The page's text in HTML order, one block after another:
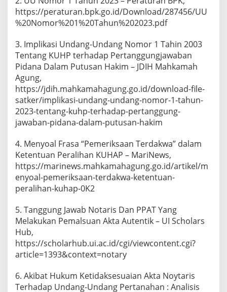
https://peraturan.bpk.go.id/Download/287456/UU
%20Nomor%201%20Tahun%202023.pdf
3. Implikasi Undang-Undang Nomor 1 Tahin 2003
Tentang KUHP terhadap Pertanggungjawaban
Pidana Dalam Putusan Hakim – JDIH Mahkamah
Agung,
https://jdih.mahkamahagung.go.id/download-file-
satker/implikasi-undang-undang-nomor-1-tahun-
2023-tentang-kuhp-terhadap-pertanggung-
jawaban-pidana-dalam-putusan-hakim
4. Menyoal Frasa “Pemeriksaan Terdakwa” dalam
Ketentuan Peralihan KUHAP – MariNews,
https://marinews.mahkamahagung.go.id/artikel/m
enyoal-pemeriksaan-terdakwa-ketentuan-
peralihan-kuhap-0K2
5. Tanggung Jawab Notaris Dan PPAT Yang
Melakukan Pemalsuan Akta Autentik – UI Scholars
Hub,
https://scholarhub.ui.ac.id/cgi/viewcontent.cgi?
article=1393&context=notary
6. Akibat Hukum Ketidaksesuaian Akta Noytaris
Terhadap Undang-Undang Pertanahan : Analisis